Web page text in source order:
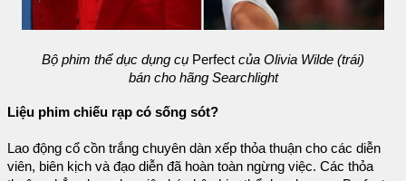
Bộ phim thể dục dụng cụ Perfect của Olivia Wilde (trái)
bán cho hãng Searchlight
Liệu phim chiếu rạp có sống sót?
Lao động cổ cồn trắng chuyên dàn xếp thỏa thuận cho các diễn
viên, biên kịch và đạo diễn đã hoàn toàn ngừng việc. Các thỏa